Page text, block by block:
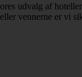
udvalg af
vennerne er vi